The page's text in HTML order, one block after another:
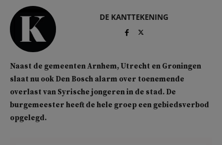
DE KANTTEKENING
Naast de gemeenten Arnhem, Utrecht en Groningen
slaat nu ook Den Bosch alarm over toenemende
overlast van Syrische jongeren in de stad. De
burgemeester heeft de hele groep een gebiedsverbod
opgelegd.